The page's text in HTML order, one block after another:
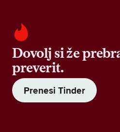
Dovolj si že
preverit.
Prenesi Tinder